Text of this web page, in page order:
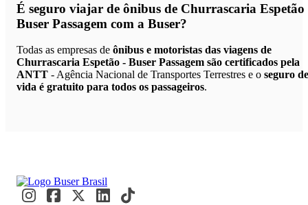
É seguro viajar de ônibus de Churrascaria Espetão
Buser Passagem com a Buser?
Todas as empresas de ônibus e motoristas das viagens de
Churrascaria Espetão - Buser Passagem são certificados pela
ANTT - Agência Nacional de Transportes Terrestres e o seguro de
vida é gratuito para todos os passageiros.